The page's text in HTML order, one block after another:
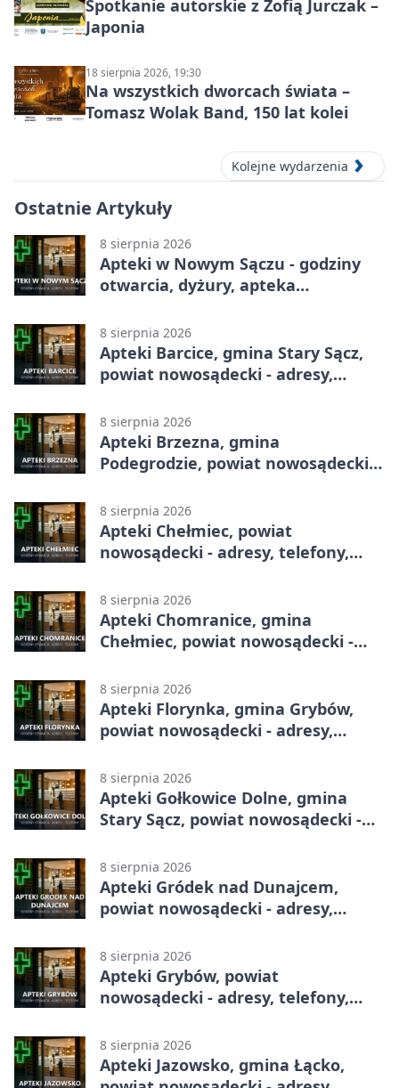
Spotkanie autorskie z Zofią Jurczak –
Japonia
18 sierpnia 2026, 19:30
Na wszystkich dworcach świata –
Tomasz Wolak Band, 150 lat kolei
Kolejne wydarzenia
Ostatnie Artykuły
8 sierpnia 2026
Apteki w Nowym Sączu - godziny
otwarcia, dyżury, apteka
8 sierpnia 2026
Apteki Barcice, gmina Stary Sącz,
powiat nowosądecki - adresy,
8 sierpnia 2026
Apteki Brzezna, gmina
Podegrodzie, powiat nowosądecki -
8 sierpnia 2026
Apteki Chełmiec, powiat
nowosądecki - adresy, telefony,
8 sierpnia 2026
Apteki Chomranice, gmina
Chełmiec, powiat nowosądecki -
8 sierpnia 2026
Apteki Florynka, gmina Grybów,
powiat nowosądecki - adresy,
8 sierpnia 2026
Apteki Gołkowice Dolne, gmina
Stary Sącz, powiat nowosądecki -
8 sierpnia 2026
Apteki Gródek nad Dunajcem,
powiat nowosądecki - adresy,
8 sierpnia 2026
Apteki Grybów, powiat
nowosądecki - adresy, telefony,
8 sierpnia 2026
Apteki Jazowsko, gmina Łącko,